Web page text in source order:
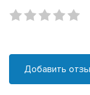
Добавить